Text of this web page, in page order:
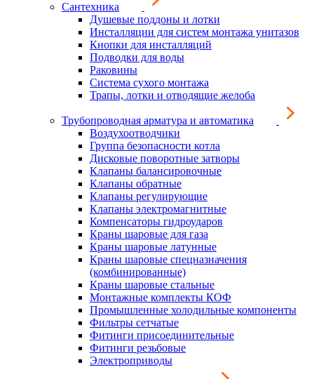
Сантехника
Душевые поддоны и лотки
Инсталляции для систем монтажа унитазов
Кнопки для инсталляций
Подводки для воды
Раковины
Система сухого монтажа
Трапы, лотки и отводящие желоба
Трубопроводная арматура и автоматика
Воздухоотводчики
Группа безопасности котла
Дисковые поворотные затворы
Клапаны балансировочные
Клапаны обратные
Клапаны регулирующие
Клапаны электромагнитные
Компенсаторы гидроударов
Краны шаровые для газа
Краны шаровые латунные
Краны шаровые спецназначения
(комбинированные)
Краны шаровые стальные
Монтажные комплекты КОФ
Промышленные холодильные компоненты
Фильтры сетчатые
Фитинги присоединительные
Фитинги резьбовые
Электроприводы